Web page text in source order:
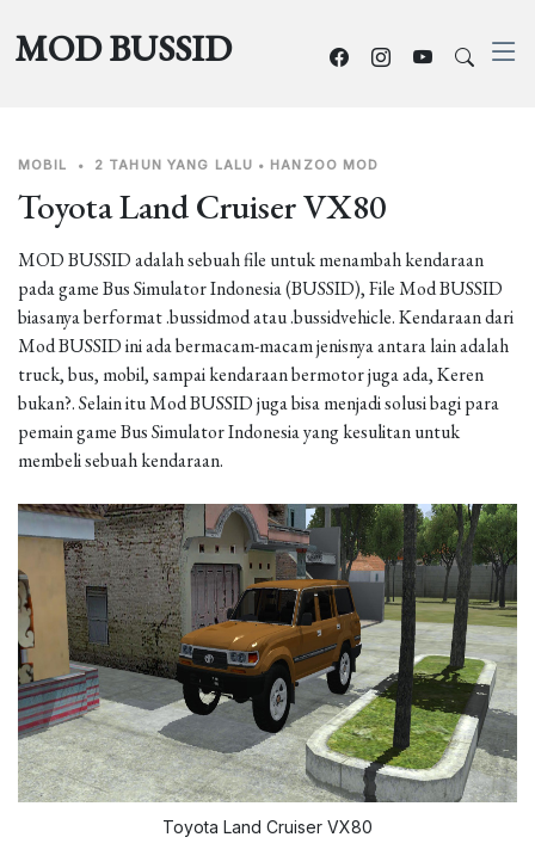
MOD BUSSID
MOBIL • 2 TAHUN YANG LALU • HANZOO MOD
Toyota Land Cruiser VX80
MOD BUSSID adalah sebuah file untuk menambah kendaraan
pada game Bus Simulator Indonesia (BUSSID), File Mod BUSSID
biasanya berformat .bussidmod atau .bussidvehicle. Kendaraan dari
Mod BUSSID ini ada bermacam-macam jenisnya antara lain adalah
truck, bus, mobil, sampai kendaraan bermotor juga ada, Keren
bukan?. Selain itu Mod BUSSID juga bisa menjadi solusi bagi para
pemain game Bus Simulator Indonesia yang kesulitan untuk
membeli sebuah kendaraan.
Toyota Land Cruiser VX80